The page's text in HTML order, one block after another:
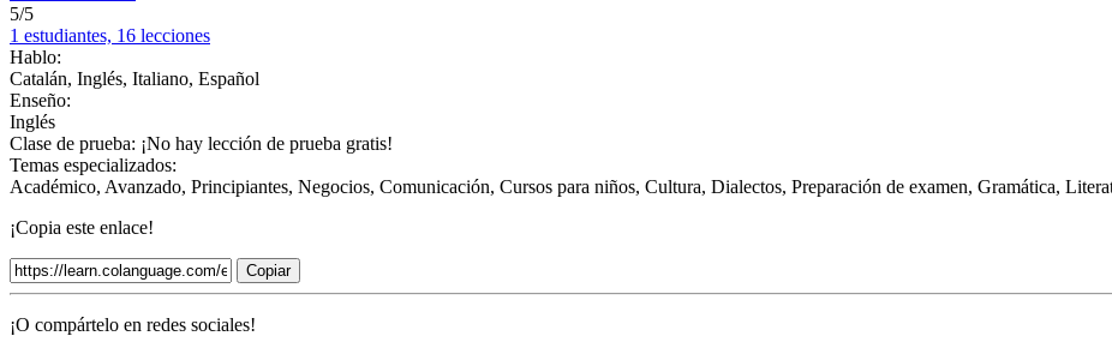
5/5
1 estudiantes, 16 lecciones
Hablo:
Catalán, Inglés, Italiano, Español
Enseño:
Inglés
Clase de prueba: ¡No hay lección de prueba gratis!
Temas especializados:
Académico, Avanzado, Principiantes, Negocios, Comunicación, Cursos para niños, Cultura, Dialectos, Preparación de examen, Gramática,
¡Copia este enlace!
Copiar
¡O compártelo en redes sociales!